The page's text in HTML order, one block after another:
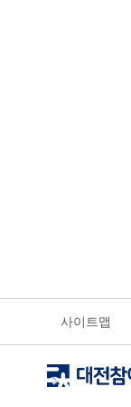
사이트맵